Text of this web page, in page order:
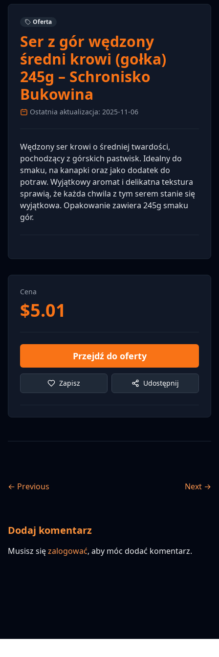
Oferta
Ser z gór wędzony
średni krowi (gołka)
245g – Schronisko
Bukowina
Ostatnia aktualizacja: 2025-11-06
Wędzony ser krowi o średniej twardości,
pochodzący z górskich pastwisk. Idealny do
smaku, na kanapki oraz jako dodatek do
potraw. Wyjątkowy aromat i delikatna tekstura
sprawią, że każda chwila z tym serem stanie się
wyjątkowa. Opakowanie zawiera 245g smaku
gór.
Cena
$5.01
Przejdź do oferty
Zapisz Udostępnij
← Previous Next →
Dodaj komentarz
Musisz sięzalogować, aby móc dodać komentarz.